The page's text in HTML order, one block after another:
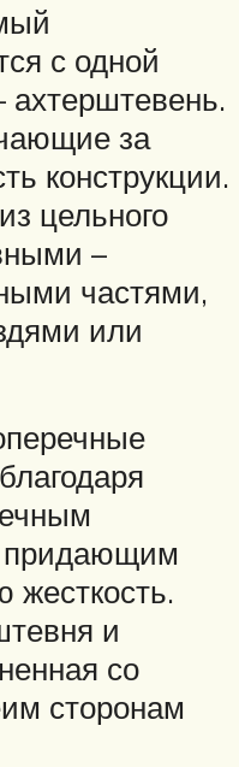
с одной
ахтерштевень.
за
конструкции.
цельного
–
частями,
или
придающим
жесткость.
и
со
сторонам